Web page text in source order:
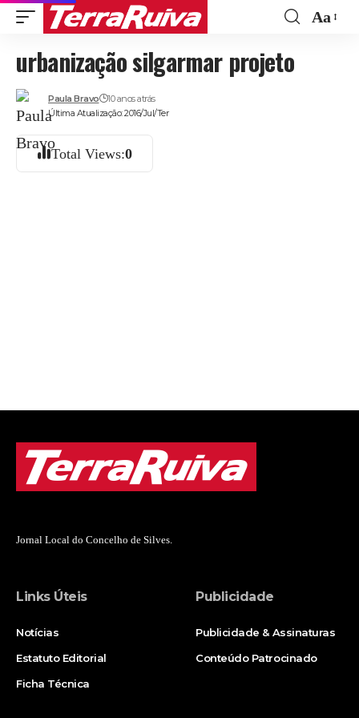
Aa
urbanização silgarmar projeto
Última Atualização: 2016/Jul/Ter
Paula Bravo 10 anos atrás
Total Views:0
Jornal Local do Concelho de Silves.
Links Úteis
Notícias
Estatuto Editorial
Ficha Técnica
Publicidade
Publicidade & Assinaturas
Conteúdo Patrocinado